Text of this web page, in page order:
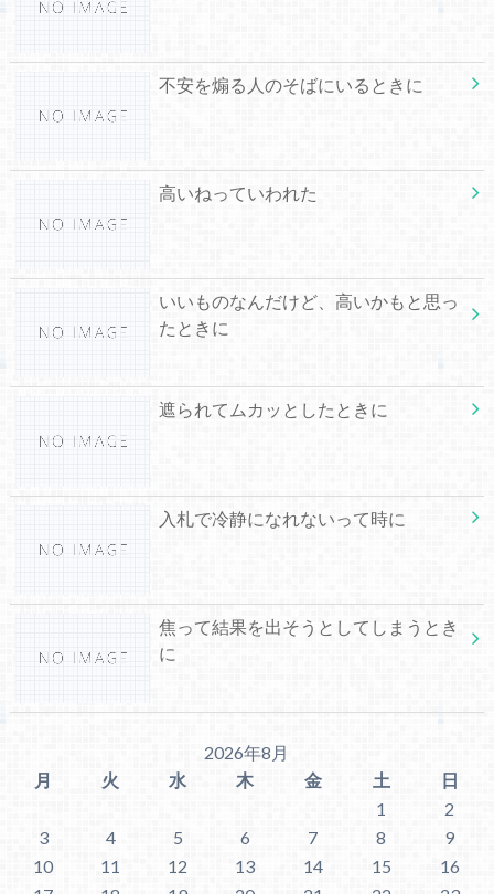
不安を煽る人のそばにいるときに
高いねっていわれた
いいものなんだけど、高いかもと思っ
たときに
遮られてムカッとしたときに
入札で冷静になれないって時に
焦って結果を出そうとしてしまうとき
に
2026年8月
月
火 水 木 金 土
日
1
2
3
4 5 6 7 8
9
10
11 12 13 14 15
16